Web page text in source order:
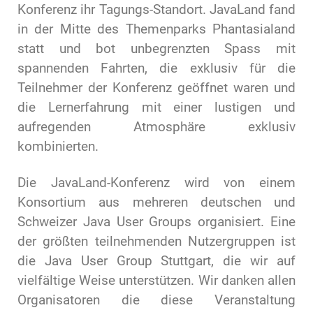
Konferenz ihr Tagungs-Standort. JavaLand fand
in der Mitte des Themenparks Phantasialand
statt und bot unbegrenzten Spass mit
spannenden Fahrten, die exklusiv für die
Teilnehmer der Konferenz geöffnet waren und
die Lernerfahrung mit einer lustigen und
aufregenden Atmosphäre exklusiv
kombinierten.
Die JavaLand-Konferenz wird von einem
Konsortium aus mehreren deutschen und
Schweizer Java User Groups organisiert. Eine
der größten teilnehmenden Nutzergruppen ist
die Java User Group Stuttgart, die wir auf
vielfältige Weise unterstützen. Wir danken allen
Organisatoren die diese Veranstaltung